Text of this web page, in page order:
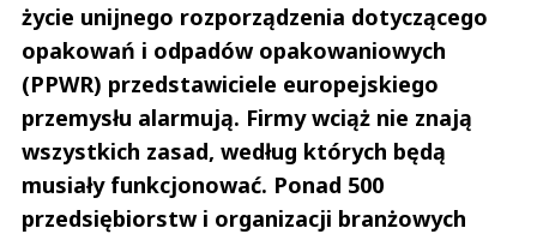
życie unijnego rozporządzenia dotyczącego
opakowań i odpadów opakowaniowych
(PPWR) przedstawiciele europejskiego
przemysłu alarmują. Firmy wciąż nie znają
wszystkich zasad, według których będą
musiały funkcjonować. Ponad 500
przedsiębiorstw i organizacji branżowych